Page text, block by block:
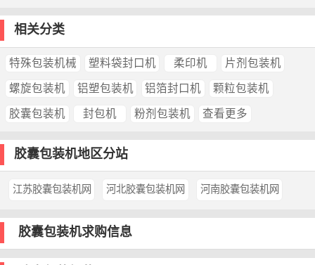
相关分类
特殊包装机械 塑料袋封口机 柔印机 片剂包装机
螺旋包装机 铝塑包装机 铝箔封口机 颗粒包装机
胶囊包装机 封包机 粉剂包装机 查看更多
胶囊包装机地区分站
江苏胶囊包装机网 河北胶囊包装机网 河南胶囊包装机网
胶囊包装机求购信息